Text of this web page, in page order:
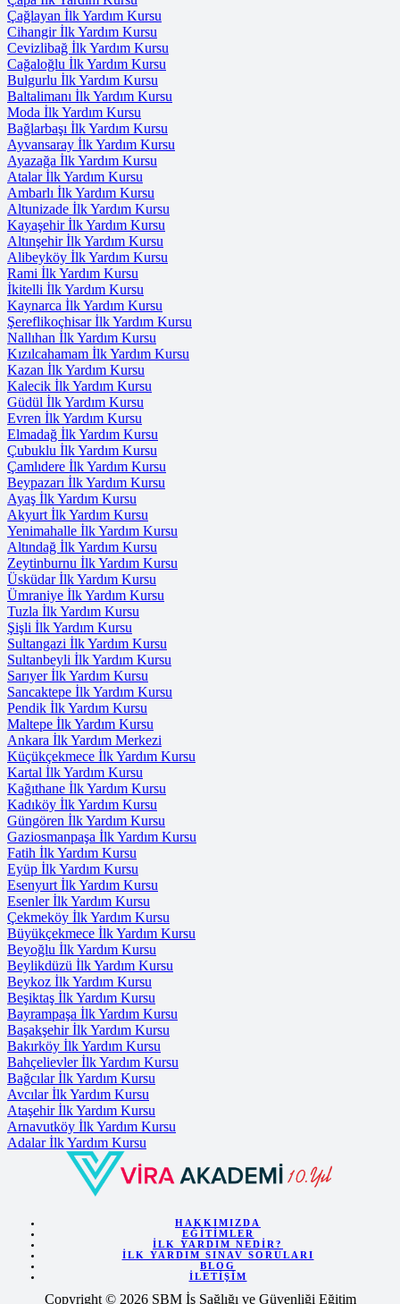
Çağlayan İlk Yardım Kursu
Cihangir İlk Yardım Kursu
Cevizlibağ İlk Yardım Kursu
Cağaloğlu İlk Yardım Kursu
Bulgurlu İlk Yardım Kursu
Baltalimanı İlk Yardım Kursu
Moda İlk Yardım Kursu
Bağlarbaşı İlk Yardım Kursu
Ayvansaray İlk Yardım Kursu
Ayazağa İlk Yardım Kursu
Atalar İlk Yardım Kursu
Ambarlı İlk Yardım Kursu
Altunizade İlk Yardım Kursu
Kayaşehir İlk Yardım Kursu
Altınşehir İlk Yardım Kursu
Alibeyköy İlk Yardım Kursu
Rami İlk Yardım Kursu
İkitelli İlk Yardım Kursu
Kaynarca İlk Yardım Kursu
Şereflikoçhisar İlk Yardım Kursu
Nallıhan İlk Yardım Kursu
Kızılcahamam İlk Yardım Kursu
Kazan İlk Yardım Kursu
Kalecik İlk Yardım Kursu
Güdül İlk Yardım Kursu
Evren İlk Yardım Kursu
Elmadağ İlk Yardım Kursu
Çubuklu İlk Yardım Kursu
Çamlıdere İlk Yardım Kursu
Beypazarı İlk Yardım Kursu
Ayaş İlk Yardım Kursu
Akyurt İlk Yardım Kursu
Yenimahalle İlk Yardım Kursu
Altındağ İlk Yardım Kursu
Zeytinburnu İlk Yardım Kursu
Üsküdar İlk Yardım Kursu
Ümraniye İlk Yardım Kursu
Tuzla İlk Yardım Kursu
Şişli İlk Yardım Kursu
Sultangazi İlk Yardım Kursu
Sultanbeyli İlk Yardım Kursu
Sarıyer İlk Yardım Kursu
Sancaktepe İlk Yardım Kursu
Pendik İlk Yardım Kursu
Maltepe İlk Yardım Kursu
Ankara İlk Yardım Merkezi
Küçükçekmece İlk Yardım Kursu
Kartal İlk Yardım Kursu
Kağıthane İlk Yardım Kursu
Kadıköy İlk Yardım Kursu
Güngören İlk Yardım Kursu
Gaziosmanpaşa İlk Yardım Kursu
Fatih İlk Yardım Kursu
Eyüp İlk Yardım Kursu
Esenyurt İlk Yardım Kursu
Esenler İlk Yardım Kursu
Çekmeköy İlk Yardım Kursu
Büyükçekmece İlk Yardım Kursu
Beyoğlu İlk Yardım Kursu
Beylikdüzü İlk Yardım Kursu
Beykoz İlk Yardım Kursu
Beşiktaş İlk Yardım Kursu
Bayrampaşa İlk Yardım Kursu
Başakşehir İlk Yardım Kursu
Bakırköy İlk Yardım Kursu
Bahçelievler İlk Yardım Kursu
Bağcılar İlk Yardım Kursu
Avcılar İlk Yardım Kursu
Ataşehir İlk Yardım Kursu
Arnavutköy İlk Yardım Kursu
Adalar İlk Yardım Kursu
HAKKIMIZDA
EĞITIMLER
İLK YARDIM NEDIR?
İLK YARDIM SINAV SORULARI
BLOG
İLETIŞIM
Copyright © 2026 SBM İş Sağlığı ve Güvenliği Eğitim